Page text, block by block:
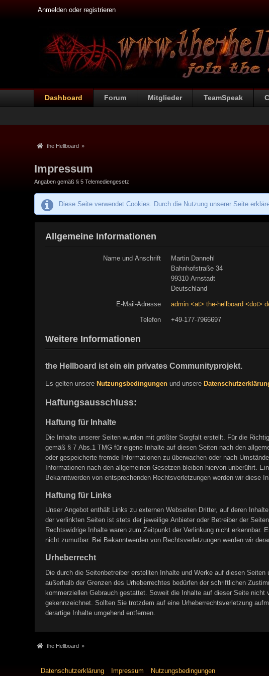
Anmelden oder registrieren
Dashboard Forum Mitglieder TeamSpeak
the Hellboard »
Impressum
Angaben gemäß § 5 Telemediengesetz
Diese Seite verwendet Cookies. Durch die Nutzung unserer Seite
Allgemeine Informationen
Name und Anschrift
Martin Dannehl
Bahnhofstraße 34
99310 Arnstadt
Deutschland
E-Mail-Adresse admin <at> the-hellboard <dot>
Telefon +49-177-7966697
Weitere Informationen
the Hellboard ist ein ein privates Communityprojekt.
Es gelten unsere Nutzungsbedingungenund unsere
Haftungsausschluss:
Haftung für Inhalte
Die Inhalte unserer Seiten wurden mit größter Sorgfalt erstellt. Für die
gemäß § 7 Abs.1 TMG für eigene Inhalte auf diesen Seiten nach den
oder gespeicherte fremde Informationen zu überwachen oder nach
Informationen nach den allgemeinen Gesetzen bleiben hiervon unberührt.
Bekanntwerden von entsprechenden Rechtsverletzungen werden wir diese
Haftung für Links
Unser Angebot enthält Links zu externen Webseiten Dritter, auf deren
der verlinkten Seiten ist stets der jeweilige Anbieter oder Betreiber der
Rechtswidrige Inhalte waren zum Zeitpunkt der Verlinkung nicht
nicht zumutbar. Bei Bekanntwerden von Rechtsverletzungen werden wir
Urheberrecht
Die durch die Seitenbetreiber erstellten Inhalte und Werke auf diesen
außerhalb der Grenzen des Urheberrechtes bedürfen der schriftlichen
kommerziellen Gebrauch gestattet. Soweit die Inhalte auf dieser Seite
gekennzeichnet. Sollten Sie trotzdem auf eine Urheberrechtsverletzung
derartige Inhalte umgehend entfernen.
the Hellboard »
Datenschutzerklärung Impressum Nutzungsbedingungen